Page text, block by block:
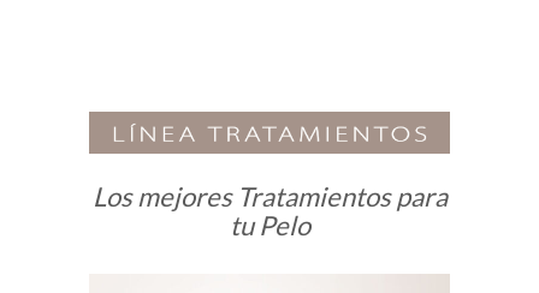
Los mejores Tratamientos para
tu Pelo